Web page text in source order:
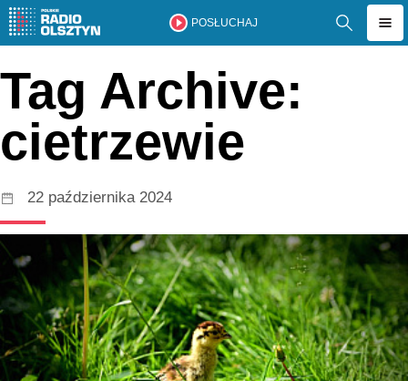
POSŁUCHAJ
Tag Archive:
cietrzewie
22 października 2024